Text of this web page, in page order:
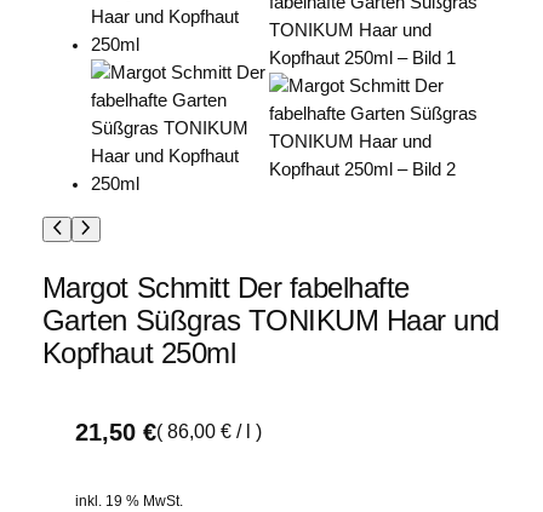
Margot Schmitt Der fabelhafte
Garten Süßgras TONIKUM Haar und
Kopfhaut 250ml
21,50 €( 86,00 €/ )
inkl. 19 % MwSt.